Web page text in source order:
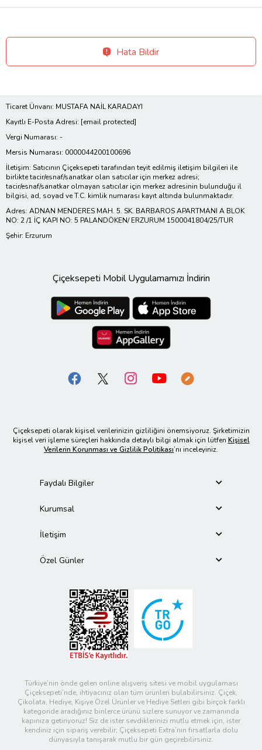
Hata Bildir
Ticaret Ünvanı: MUSTAFA NAİL KARADAYI
Kayıtlı E-Posta Adresi: [email protected]
Vergi Numarası: -
Mersis Numarası: 0000044200100696
İletişim: Satıcının Çiçeksepeti tarafından teyit edilmiş iletişim bilgileri ile
birlikte tacir/esnaf/sanatkar olan satıcılar için merkez adresi;
tacir/esnaf/sanatkar olmayan satıcılar için merkez adresinin bulunduğu il
bilgisi, ad, soyad ve T.C. kimlik numarası kayıt altında bulunmaktadır.
Adres: ADNAN MENDERES MAH. 5. SK. BARBAROS APARTMANI A BLOK
NO: 2 /1 İÇ KAPI NO: 5 PALANDÖKEN/ ERZURUM 1500041804/25/TUR
Şehir: Erzurum
Çiçeksepeti Mobil Uygulamamızı İndirin
Çiçeksepeti olarak kişisel verilerinizin gizliliğini önemsiyoruz. Şirketimizin
kişisel veri işleme süreçleri hakkında detaylı bilgi almak için lütfen Kişisel
Verilerin Korunması ve Gizlilik Politikası’nı inceleyiniz.
Faydalı Bilgiler
Kurumsal
İletişim
Özel Günler
Türkiye’nin önde gelen online alışveriş sitesi ve mobil uygulaması
Çiçeksepeti’nde, ihtiyacınız olan tüm ürünleri bulabilirsiniz. Çiçek,
Çikolata, Hediye, Kişiye Özel Ürünler ve Hediye Setleri gibi birçok farklı
kategoride aradığınız binlerce ürünü sizlere sunuyor ve zamanında
kapınıza getiriyoruz! Siz de ister sevdiklerinizi mutlu etmek için, ister
kendiniz için sipariş verebilir; Çiçeksepeti Extra’nın fırsatlarla dolu
dünyasıyla tanışarak mutlu bir gün geçirebilirsiniz.